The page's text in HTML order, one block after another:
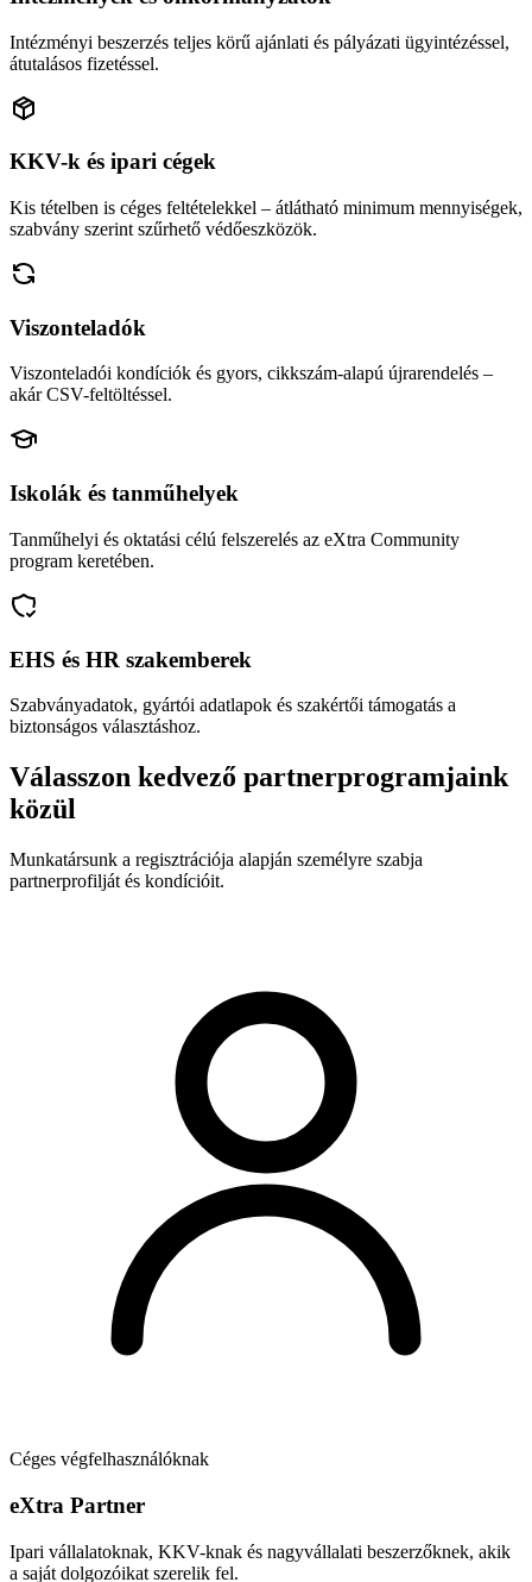
Intézményi beszerzés teljes körű ajánlati és pályázati ügyintézéssel,
átutalásos fizetéssel.
KKV-k és ipari cégek
Kis tételben is céges feltételekkel – átlátható minimum mennyiségek,
szabvány szerint szűrhető védőeszközök.
Viszonteladók
Viszonteladói kondíciók és gyors, cikkszám-alapú újrarendelés –
akár CSV-feltöltéssel.
Iskolák és tanműhelyek
Tanműhelyi és oktatási célú felszerelés az eXtra Community
program keretében.
EHS és HR szakemberek
Szabványadatok, gyártói adatlapok és szakértői támogatás a
biztonságos választáshoz.
Válasszon kedvező partnerprogramjaink
közül
Munkatársunk a regisztrációja alapján személyre szabja
partnerprofilját és kondícióit.
Céges végfelhasználóknak
eXtra Partner
Ipari vállalatoknak, KKV-knak és nagyvállalati beszerzőknek, akik
a saját dolgozóikat szerelik fel.